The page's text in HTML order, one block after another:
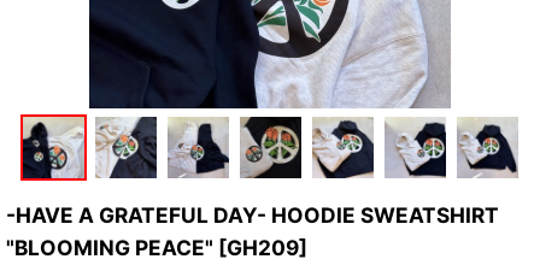
-HAVE A GRATEFUL DAY- HOODIE SWEATSHIRT
"BLOOMING PEACE" [GH209]